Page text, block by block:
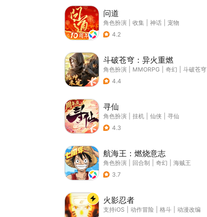
问道
角色扮演 收集 神话
宠物
4.2
斗破苍穹：异火重燃
角色扮演 MMORPG 奇幻
斗破苍穹
4.4
寻仙
角色扮演 挂机 仙侠
寻仙
4.3
航海王：燃烧意志
角色扮演 回合制 奇幻
海贼王
3.7
火影忍者
支持iOS 动作冒险 格斗
动漫改编